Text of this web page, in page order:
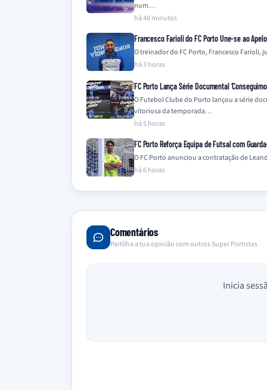
num…
há 48 minutos
Francesco Farioli do FC Porto Une-se ao
O treinador do FC Porto, Francesco
há 3 horas
FC Porto Lança Série Documental
O Futebol Clube do Porto lançou a série
vitoriosa da temporada…
há 5 horas
FC Porto Reforça Equipa de Futsal com
O FC Porto anunciou a contratação de
há 6 horas
Comentários
Partilha a tua opinião com outros Super Portistas
Inicia